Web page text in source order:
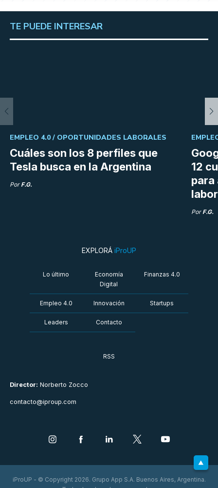
TE PUEDE INTERESAR
Cuáles son los 8 perfiles que
Tesla busca en la Argentina
EMPLEO 4.0 / OPORTUNIDADES LABORALES
Por F.G.
12
para
Por F.G.
Director: Norberto Zocco
contacto@iproup.com
EXPLORÁ iProUP
Lo último
Economía
Digital
Finanzas 4.0
Empleo 4.0 Innovación Startups
Leaders Contacto
RSS
iProUP - © Copyright 2026. Grupo App S.A. Buenos Aires, Argentina.